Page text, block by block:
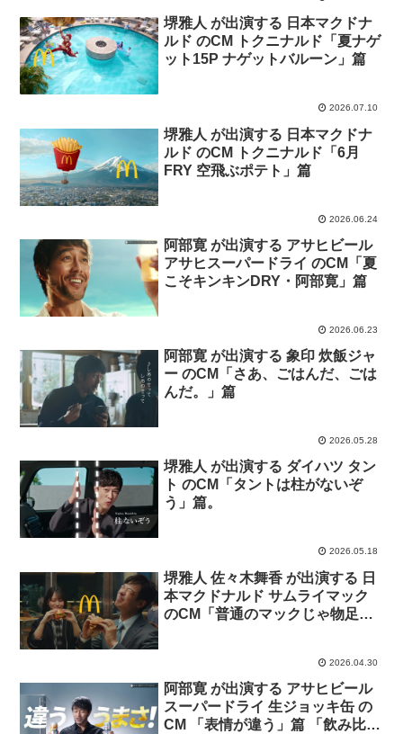
堺雅人 が出演する 日本マクドナ
ルド のCM トクニナルド「夏ナゲ
ット15P ナゲットバルーン」篇
2026.07.10
堺雅人 が出演する 日本マクドナ
ルド のCM トクニナルド「6月
FRY 空飛ぶポテト」篇
2026.06.24
阿部寛 が出演する アサヒビール
アサヒスーパードライ のCM「夏
こそキンキンDRY・阿部寛」篇
2026.06.23
阿部寛 が出演する 象印 炊飯ジャ
ー のCM「さあ、ごはんだ、ごは
んだ。」篇
2026.05.28
堺雅人 が出演する ダイハツ タン
ト のCM「タントは柱がないぞ
う」篇。
2026.05.18
堺雅人 佐々木舞香 が出演する 日
本マクドナルド サムライマック
のCM「普通のマックじゃ物足ん
2026.04.30
阿部寛 が出演する アサヒビール
スーパードライ 生ジョッキ缶 の
CM 「表情が違う」篇 「飲み比